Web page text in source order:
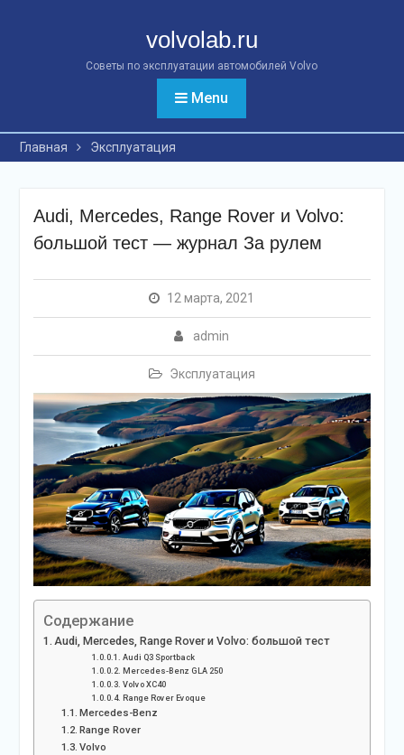
volvolab.ru
Советы по эксплуатации автомобилей Volvo
Menu
Главная Эксплуатация
Audi, Mercedes, Range Rover и Volvo:
большой тест — журнал За рулем
12 марта, 2021
admin
Эксплуатация
Содержание
Audi, Mercedes, Range Rover и Volvo: большой тест
Audi Q3 Sportback
Mercedes-Benz GLA 250
Volvo XC40
Range Rover Evoque
Mercedes-Benz
Range Rover
Volvo